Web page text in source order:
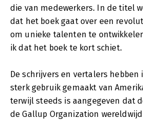
die van medewerkers. In de titel
dat het boek gaat over een
om unieke talenten te
ik dat het boek te kort schiet.
De schrijvers en vertalers hebben
sterk gebruik gemaakt van
terwijl steeds is aangegeven dat
de Gallup Organization